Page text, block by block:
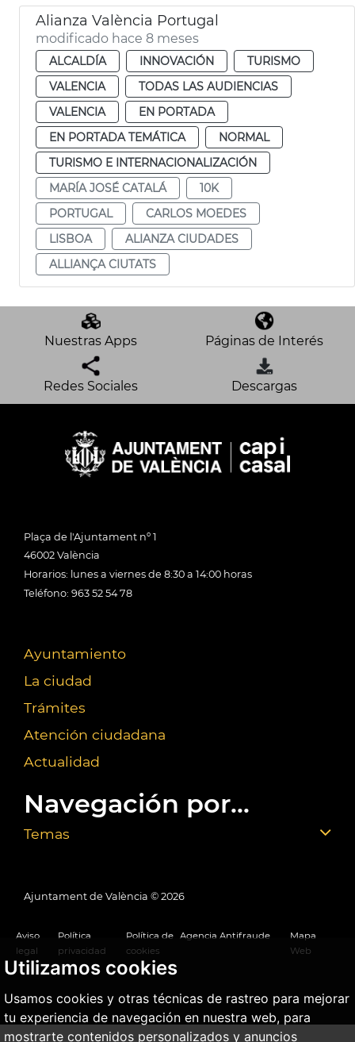
Utilizamos cookies
Usamos cookies y otras técnicas de rastreo para mejorar
tu experiencia de navegación en nuestra web, para
mostrarte contenidos personalizados y anuncios
Alianza València Portugal
modificado hace 8 meses
ALCALDÍA INNOVACIÓN
TURISMO
VALENCIA
TODAS LAS AUDIENCIAS
VALENCIA
EN PORTADA
EN PORTADA TEMÁTICA
NORMAL
TURISMO E INTERNACIONALIZACIÓN
MARÍA JOSÉ CATALÁ
10K
PORTUGAL
CARLOS MOEDES
LISBOA
ALIANZA CIUDADES
ALLIANÇA CIUTATS
Nuestras Apps Páginas de Interés
Redes Sociales Descargas
Plaça de l'Ajuntament nº 1
46002 València
Horarios: lunes a viernes de 8:30 a 14:00 horas
Teléfono: 963 52 54 78
Ayuntamiento
La ciudad
Trámites
Atención ciudadana
Actualidad
Navegación por...
Temas
Ajuntament de València © 2026
Aviso
legal
Política
privacidad
Política de
cookies
Agencia Antifraude
Mapa
Web